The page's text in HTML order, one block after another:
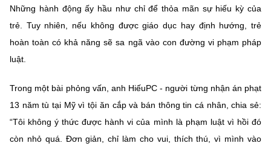
Những hành động ấy hầu như chỉ để thỏa mãn sự hiếu kỳ của
trẻ. Tuy nhiên, nếu không được giáo dục hay định hướng, trẻ
hoàn toàn có khả năng sẽ sa ngã vào con đường vi phạm pháp
luật.
Trong một bài phỏng vấn, anh HiếuPC - người từng nhận án phạt
13 năm tù tại Mỹ vì tội ăn cắp và bán thông tin cá nhân, chia sẻ:
“Tôi không ý thức được hành vi của mình là phạm luật vì hồi đó
còn nhỏ quá. Đơn giản, chỉ làm cho vui, thích thú, vì mình vào